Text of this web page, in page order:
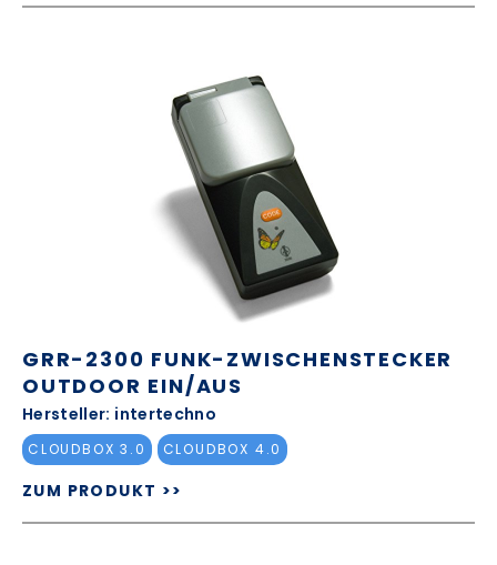
GRR-2300 FUNK-ZWISCHENSTECKER
OUTDOOR EIN/AUS
Hersteller: intertechno
CLOUDBOX 3.0 CLOUDBOX 4.0
ZUM PRODUKT >>